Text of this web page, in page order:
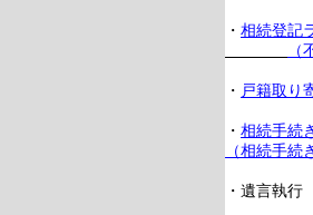
・ 相続登記
（
・ 戸籍取り
・ 相続手続
（相続手続
・遺言執行